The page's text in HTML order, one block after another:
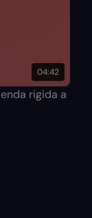
04:42
rigida a